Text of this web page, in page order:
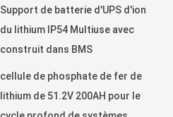
Support de batterie d'UPS d'ion
du lithium IP54 Multiuse avec
construit dans BMS
cellule de phosphate de fer de
lithium de 51.2V 200AH pour le